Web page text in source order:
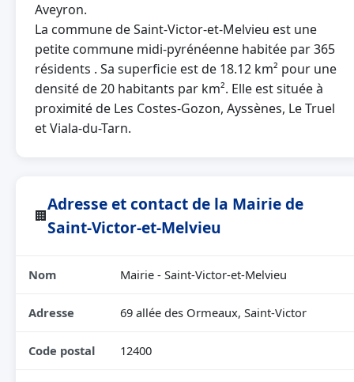
Aveyron.
La commune de Saint-Victor-et-Melvieu est une
petite commune midi-pyrénéenne habitée par 365
résidents . Sa superficie est de 18.12 km² pour une
densité de 20 habitants par km². Elle est située à
proximité de Les Costes-Gozon, Ayssènes, Le Truel
et Viala-du-Tarn.
🏢
Adresse et contact de la Mairie de
Saint-Victor-et-Melvieu
Nom Mairie - Saint-Victor-et-Melvieu
Adresse 69 allée des Ormeaux, Saint-Victor
Code postal 12400